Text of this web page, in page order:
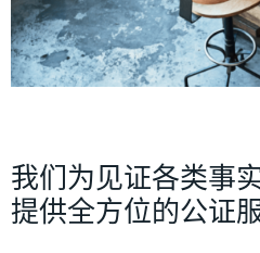
我们为见证各类事
提供全方位的公证服